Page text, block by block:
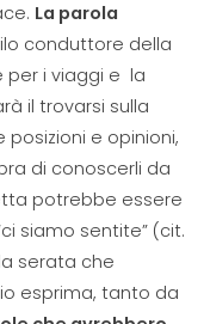
La parola
conduttore della
per i viaggi e la
il trovarsi sulla
posizioni e opinioni,
di conoscerli da
potrebbe essere
siamo sentite” (cit.
serata che
esprima, tanto da